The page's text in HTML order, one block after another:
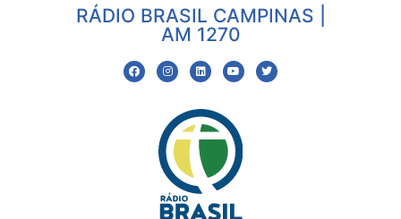
RÁDIO BRASIL CAMPINAS |
AM 1270